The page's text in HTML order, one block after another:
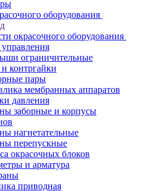
оборудования
окрасочного оборудования
ограничительные
контргайки
пары
мембранных аппаратов
давления
заборные и корпусы
нагнетательные
перепускные
окрасочных блоков
и арматура
приводная